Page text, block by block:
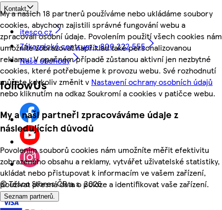
My a našich 18 partnerů používáme nebo ukládáme soubory
cookies, abychom zajistili správné fungování webu a
zpracovali osobní údaje. Povolením použití všech cookies nám
umožníte zobrazovat například také personalizovanou
reklamu. V opačném případě zůstanou aktivní jen nezbytné
cookies, které potřebujeme k provozu webu. Své rozhodnutí
můžete kdykoliv změnit v Nastavení ochrany osobních údajů
nebo kliknutím na odkaz Soukromí a cookies v patičce webu.
My a naši partneři zpracováváme údaje z
následujících důvodů
Povolením souborů cookies nám umožníte měřit efektivitu
zobrazeného obsahu a reklamy, vytvářet uživatelské statistiky,
ukládat nebo přistupovat k informacím ve vašem zařízení,
používat přesná data o poloze a identifikovat vaše zařízení.
Seznam partnerů.
Kontakt
itesco.cz
Zákaznické centrum - 800 222 555
Naše obchody
followUs
©Tesco Stores ČR a.s. 2026